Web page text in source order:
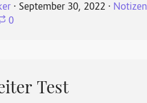
⋅ September 30, 2022 ⋅ Notizen
0
Test